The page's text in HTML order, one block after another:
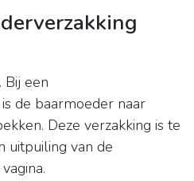
. Bij een
is de baarmoeder naar
Deze verzakking is te
uitpuiling van de